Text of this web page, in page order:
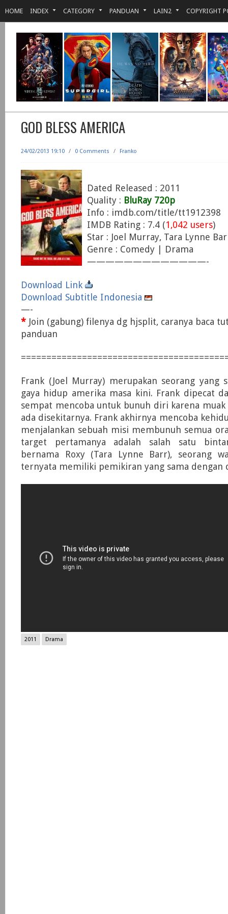
HOME INDEX CATEGORY PANDUAN LAIN2 COPYRIGHT
GOD BLESS AMERICA
24/02/2013 19:10 / 0 Comments / Franko
Dated Released : 2011
Quality : BluRay 720p
Info : imdb.com/title/tt1912398
IMDB Rating : 7.4 (1,042 users)
Star : Joel Murray, Tara Lynne
Genre : Comedy | Drama
—————————————-
Download Link
Download Subtitle Indonesia
—-
* Join (gabung) filenya dg hjsplit, caranya baca
panduan
Frank (Joel Murray) merupakan seorang yang
gaya hidup amerika masa kini. Frank dipecat
sempat mencoba untuk bunuh diri karena muak
ada disekitarnya. Frank akhirnya mencoba
menjalankan sebuah misi membunuh semua
target pertamanya adalah salah satu
bernama Roxy (Tara Lynne Barr), seorang
ternyata memiliki pemikiran yang sama dengan
2011 Drama